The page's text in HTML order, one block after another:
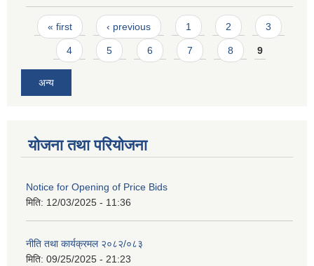
Pages
« first ‹ previous 1 2 3
4 5 6 7 8 9
अन्य
योजना तथा परियोजना
Notice for Opening of Price Bids
मिति: 12/03/2025 - 11:36
नीति तथा कार्यक्रमल २०८२/०८३
मिति: 09/25/2025 - 21:23